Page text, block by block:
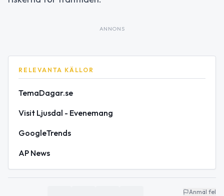
ANNONS
RELEVANTA KÄLLOR
TemaDagar.se
Visit Ljusdal - Evenemang
GoogleTrends
AP News
Anmäl fel